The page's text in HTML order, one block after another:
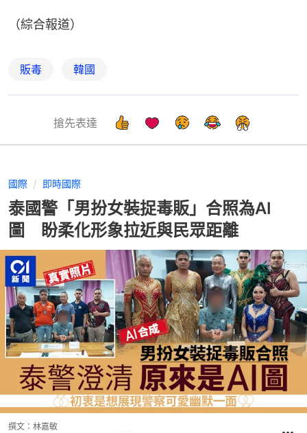
（綜合報道）
販毒 韓國
搶先表達
國際 即時國際
泰國警「男扮女裝捉毒販」合照為AI
圖 盼柔化形象拉近與民眾距離
撰文： 林嘉敏